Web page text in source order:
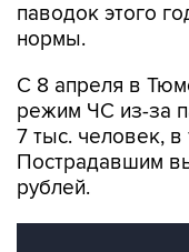
паводок этого
нормы.
С 8 апреля в
режим ЧС из-за
7 тыс. человек,
Пострадавшим
рублей.